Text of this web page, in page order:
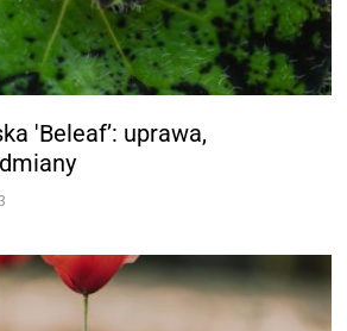
'Beleaf’: uprawa,